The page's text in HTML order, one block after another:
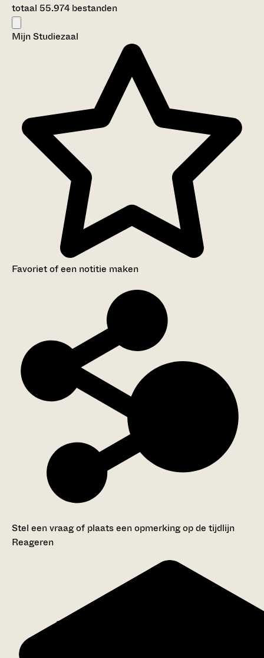
totaal 55.974 bestanden
Mijn Studiezaal
Favoriet of een notitie maken
Stel een vraag of plaats een opmerking op de tijdlijn
Reageren